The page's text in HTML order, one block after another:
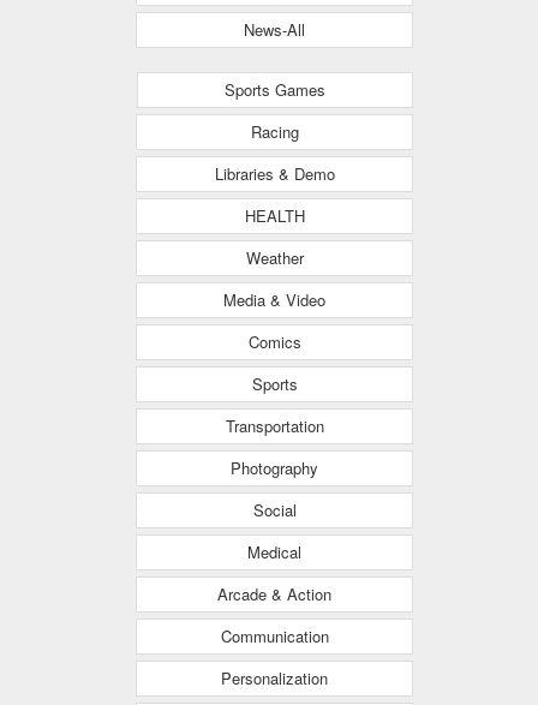
News-All
Sports Games
Racing
Libraries & Demo
HEALTH
Weather
Media & Video
Comics
Sports
Transportation
Photography
Social
Medical
Arcade & Action
Communication
Personalization